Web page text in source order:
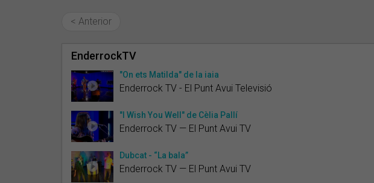
< Anterior
EnderrockTV
"On ets Matilda" de la iaia
Enderrock TV - El Punt Avui Televisió
"I Wish You Well" de Cèlia Pallí
Enderrock TV — El Punt Avui TV
Dubcat - “La bala”
Enderrock TV — El Punt Avui TV